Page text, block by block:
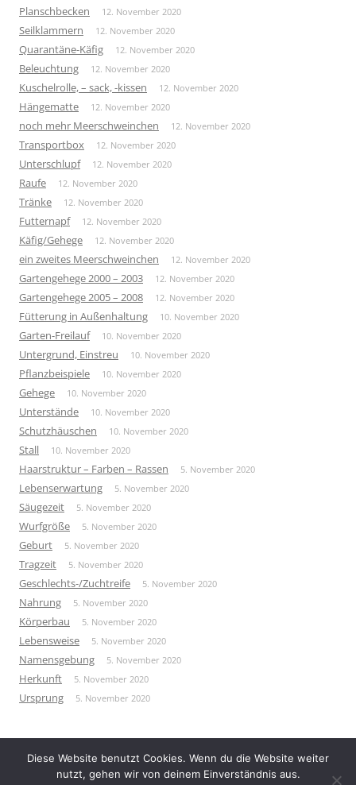
Planschbecken 12. November 2020
Seilklammern 12. November 2020
Quarantäne-Käfig 12. November 2020
Beleuchtung 12. November 2020
Kuschelrolle, – sack, -kissen 12. November 2020
Hängematte 12. November 2020
noch mehr Meerschweinchen 12. November 2020
Transportbox 12. November 2020
Unterschlupf 12. November 2020
Raufe 12. November 2020
Tränke 12. November 2020
Futternapf 12. November 2020
Käfig/Gehege 12. November 2020
ein zweites Meerschweinchen 12. November 2020
Gartengehege 2000 – 2003 12. November 2020
Gartengehege 2005 – 2008 12. November 2020
Fütterung in Außenhaltung 10. November 2020
Garten-Freilauf 10. November 2020
Untergrund, Einstreu 10. November 2020
Pflanzbeispiele 10. November 2020
Gehege 10. November 2020
Unterstände 10. November 2020
Schutzhäuschen 10. November 2020
Stall 10. November 2020
Haarstruktur – Farben – Rassen 5. November 2020
Lebenserwartung 5. November 2020
Säugezeit 5. November 2020
Wurfgröße 5. November 2020
Geburt 5. November 2020
Tragzeit 5. November 2020
Geschlechts-/Zuchtreife 5. November 2020
Nahrung 5. November 2020
Körperbau 5. November 2020
Lebensweise 5. November 2020
Namensgebung 5. November 2020
Herkunft 5. November 2020
Ursprung 5. November 2020
Diese Website benutzt Cookies. Wenn du die Website weiter
nutzt, gehen wir von deinem Einverständnis aus.